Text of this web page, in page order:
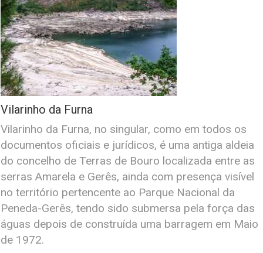
Vilarinho da Furna
Vilarinho da Furna, no singular, como em todos os
documentos oficiais e jurídicos, é uma antiga aldeia
do concelho de Terras de Bouro localizada entre as
serras Amarela e Gerês, ainda com presença visível
no território pertencente ao Parque Nacional da
Peneda-Gerês, tendo sido submersa pela força das
águas depois de construída uma barragem em Maio
de 1972.